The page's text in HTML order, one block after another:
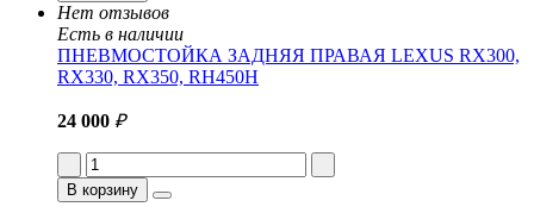
Нет отзывов
Есть в наличии
ПНЕВМОСТОЙКА ЗАДНЯЯ ПРАВАЯ LEXUS RX300,
RX330, RX350, RH450H
24 000 ₽
В корзину